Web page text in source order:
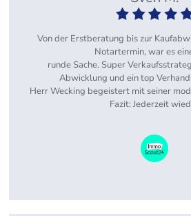
Von der Erstberatung bis zur
Notartermin, war es
runde Sache. Super
Abwicklung und ein top
Herr Wecking begeistert mit seiner
Fazit: Jederzeit